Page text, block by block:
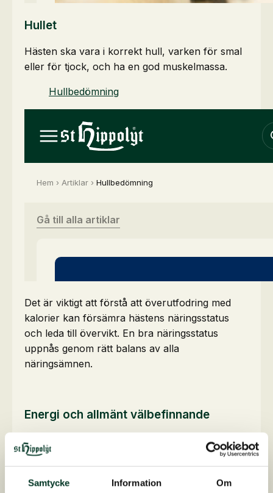
Samtycke Information Om
Hullet
Hästen ska vara i korrekt hull, varken för smal
eller för tjock, och ha en god muskelmassa.
Hullbedömning
Det är viktigt att förstå att överutfodring med
kalorier kan försämra hästens näringsstatus
och leda till övervikt. En bra näringsstatus
uppnås genom rätt balans av alla
näringsämnen.
Energi och allmänt välbefinnande
Hästen ska ha god energi och vilja att arbeta
utan att vara överenergisk. En avslappnad häst
kan arbeta korrekt genom kroppen och bygga
ett starkt fundament som ridhäst. Generellt vill vi